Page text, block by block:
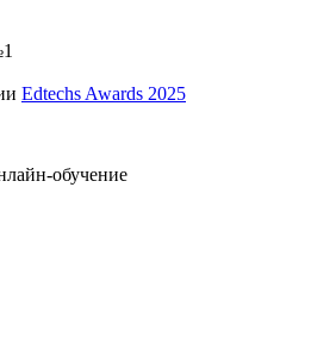
Edtechs Awards 2025
обучение